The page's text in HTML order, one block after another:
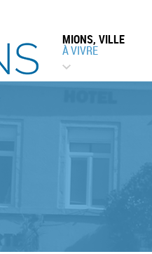
MIONS, VILLE
À VIVRE